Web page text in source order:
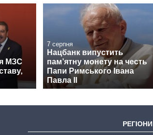
МЗС
7 серпня
Нацбанк випустить
пам’ятну монету на честь
Папи Римського Івана
Павла II
РЕГІОНИ